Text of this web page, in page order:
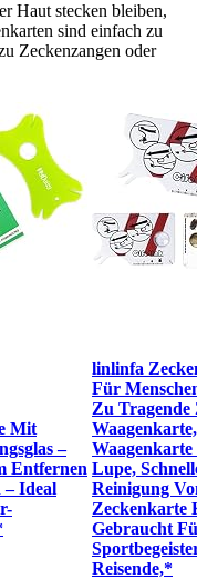
Haut stecken bleiben,
sind einfach zu
Zeckenzangen oder
Mit
–
Entfernen
– Ideal
linlinfa
Für
Zu Tragende
Lupe,
Reinigung
Zeckenkarte
Gebraucht
Reisende,*